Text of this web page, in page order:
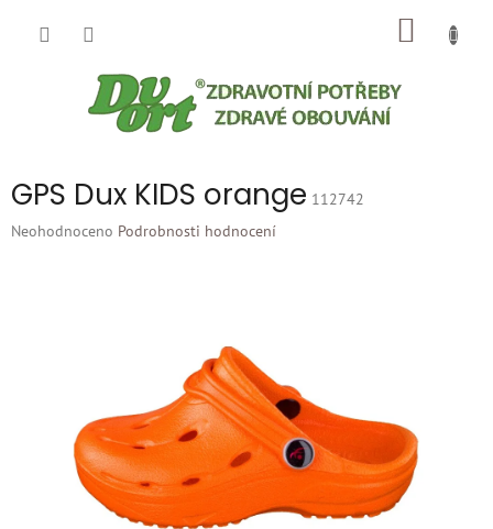
GPS Dux KIDS orange 112742
Průměrné
Neohodnoceno Podrobnosti hodnocení